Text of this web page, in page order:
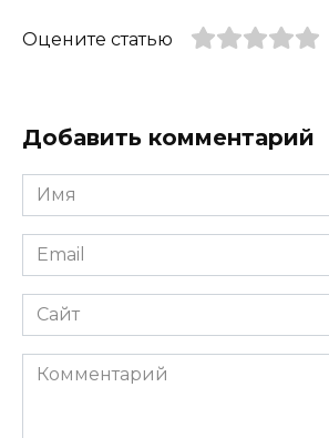
Оцените статью
Добавить комментарий
Имя
*
Email
*
Сайт
Комментарий